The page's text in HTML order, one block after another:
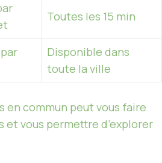
Toutes les 15 min
Disponible dans
toute la ville
commun peut vous faire
et vous permettre d’explorer